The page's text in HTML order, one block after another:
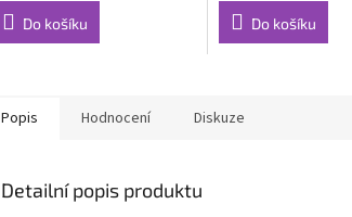
Do košíku Do košíku
Popis Hodnocení Diskuze
Detailní popis produktu